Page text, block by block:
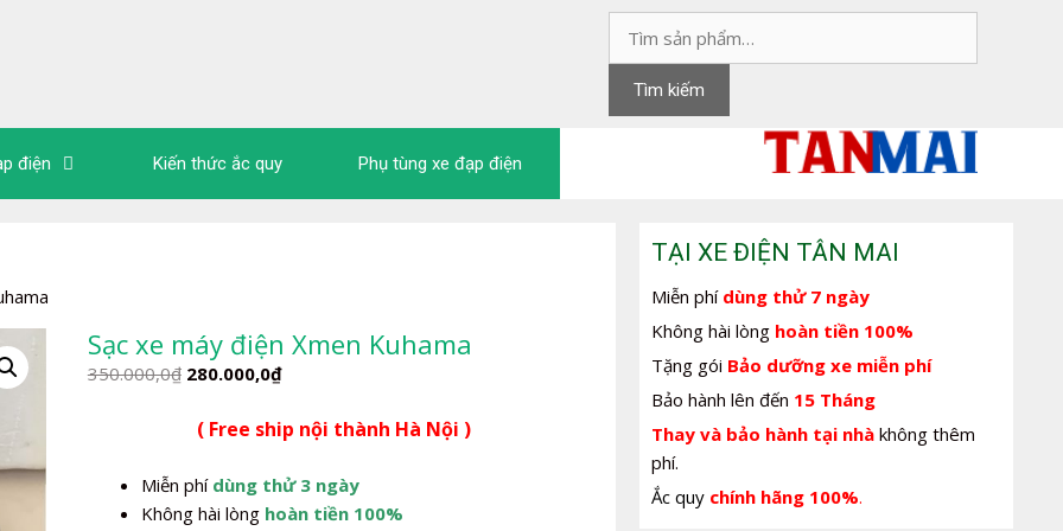
kiếm:
Tìm kiếm
điện Kiến thức ắc quy Phụ tùng xe đạp điện
Sạc xe máy điện Xmen Kuhama
350.000,0₫ Giá
là:
280.000,0₫Giá
tại
280.000,0₫.
( Free ship nội thành Hà Nội )
Miễn phí dùng thử 3 ngày
Không hài lòng hoàn tiền 100%
TẠI XE ĐIỆN TÂN MAI
Miễn phí dùng thử 7 ngày
Không hài lòng hoàn tiền 100%
Tặng gói Bảo dưỡng xe miễn phí
Bảo hành lên đến 15 Tháng
Thay và bảo hành tại nhà không thêm
phí.
Ắc quy chính hãng 100%.